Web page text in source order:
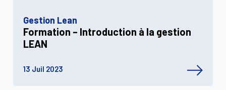
Gestion Lean
Formation – Introduction à la gestion
LEAN
13 Juil 2023